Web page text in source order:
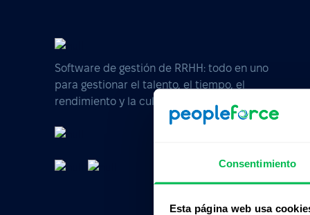
Consentimiento
Esta página web usa
Software de gestión de RRHH: todo en uno
para gestionar el talento, el tiempo, el
rendimiento y la cultura de tu empresa.